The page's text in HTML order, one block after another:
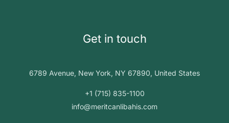
Get in touch
6789 Avenue, New York, NY 67890, United States
+1 (715) 835-1100
info@meritcanlibahis.com